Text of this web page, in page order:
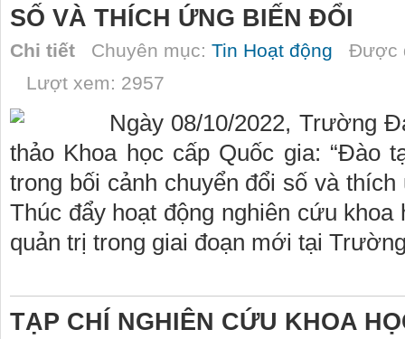
SỐ VÀ THÍCH ỨNG BIẾN ĐỔI
Chi tiết Chuyên mục: Tin Hoạt động Được
Lượt xem: 2957
Ngày 08/10/2022, Trường
thảo Khoa học cấp Quốc gia: “Đào
trong bối cảnh chuyển đổi số và
Thúc đẩy hoạt động nghiên cứu
quản trị trong giai đoạn mới tại
TẠP CHÍ NGHIÊN CỨU KHOA